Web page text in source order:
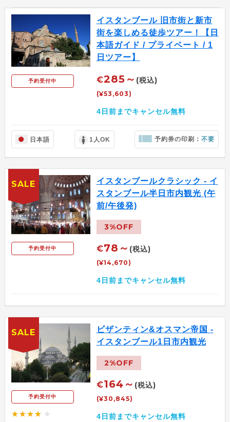
予約受付中
イスタンブール 旧市街と新市
街を楽しめる徒歩ツアー！【日
本語ガイド / プライベート / 1
日ツアー】
€285～ (税込)
(¥53,603)
4日前までキャンセル無料
日本語 1人OK 予約券の印刷：不要
予約受付中
イスタンブールクラシック - イ
スタンブール半日市内観光 (午
前/午後発)
3%OFF
€78～ (税込)
(¥14,670)
4日前までキャンセル無料
SALE
予約受付中
★★★★ ★
ビザンティン&オスマン帝国 -
イスタンブール1日市内観光
2%OFF
€164～ (税込)
(¥30,845)
4日前までキャンセル無料
SALE